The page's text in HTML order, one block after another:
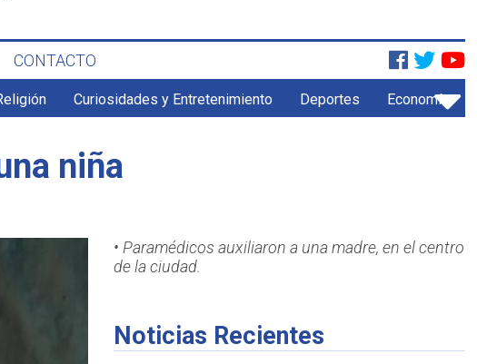
CONTACTO
Curiosidades y Entretenimiento Deportes Economía
niña
• Paramédicos auxiliaron a una madre, en el centro
de la ciudad.
Noticias Recientes